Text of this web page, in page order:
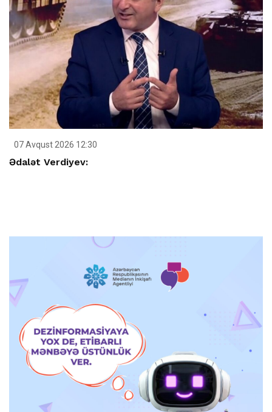
07 Avqust 2026 12:30
Ədalət Verdiyev: